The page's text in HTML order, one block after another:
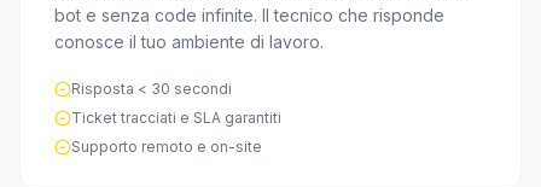
bot e senza code infinite. Il tecnico che risponde
conosce il tuo ambiente di lavoro.
Risposta < 30 secondi
Ticket tracciati e SLA garantiti
Supporto remoto e on-site